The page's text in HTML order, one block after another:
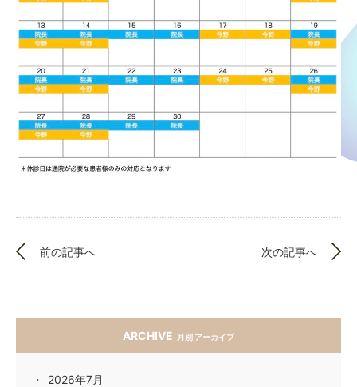
前の記事へ 次の記事へ
ARCHIVE 月別 アーカイブ
2026年7月